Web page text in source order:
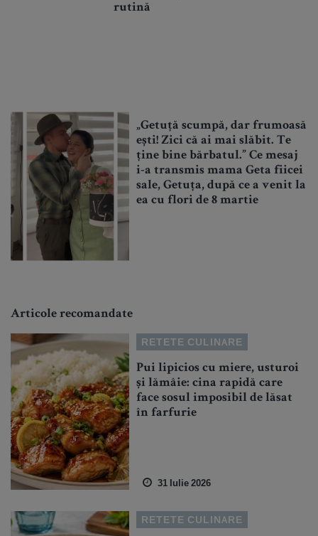
rutină
„Getuță scumpă, dar frumoasă
ești! Zici că ai mai slăbit. Te
ține bine bărbatul.” Ce mesaj
i-a transmis mama Geta fiicei
sale, Getuța, după ce a venit la
ea cu flori de 8 martie
Articole recomandate
RETETE CULINARE
Pui lipicios cu miere, usturoi
și lămâie: cina rapidă care
face sosul imposibil de lăsat
în farfurie
31 Iulie 2026
RETETE CULINARE